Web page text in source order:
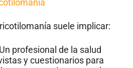
suele implicar:
profesional de la salud
y cuestionarios para